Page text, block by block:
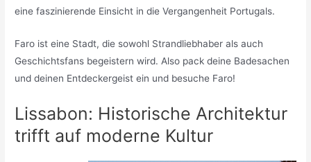
eine faszinierende Einsicht in die Vergangenheit Portugals.
Faro ist eine Stadt, die sowohl Strandliebhaber als auch
Geschichtsfans begeistern wird. Also pack deine Badesachen
und deinen Entdeckergeist ein und besuche Faro!
Lissabon: Historische Architektur
trifft auf moderne Kultur